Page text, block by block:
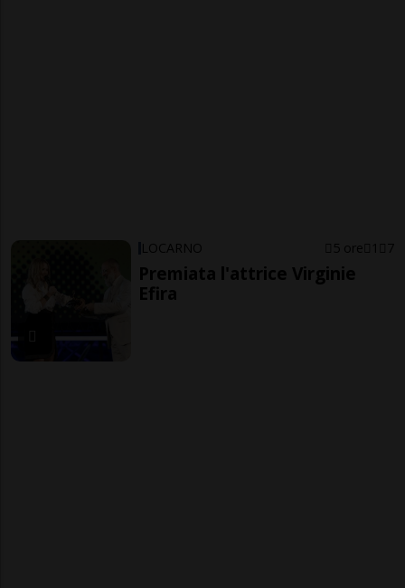
LOCARNO 5 ore 1 7
Premiata l'attrice Virginie
Efira